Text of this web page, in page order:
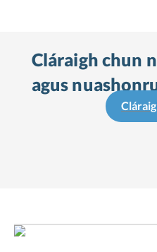
Cláraigh chun
agus